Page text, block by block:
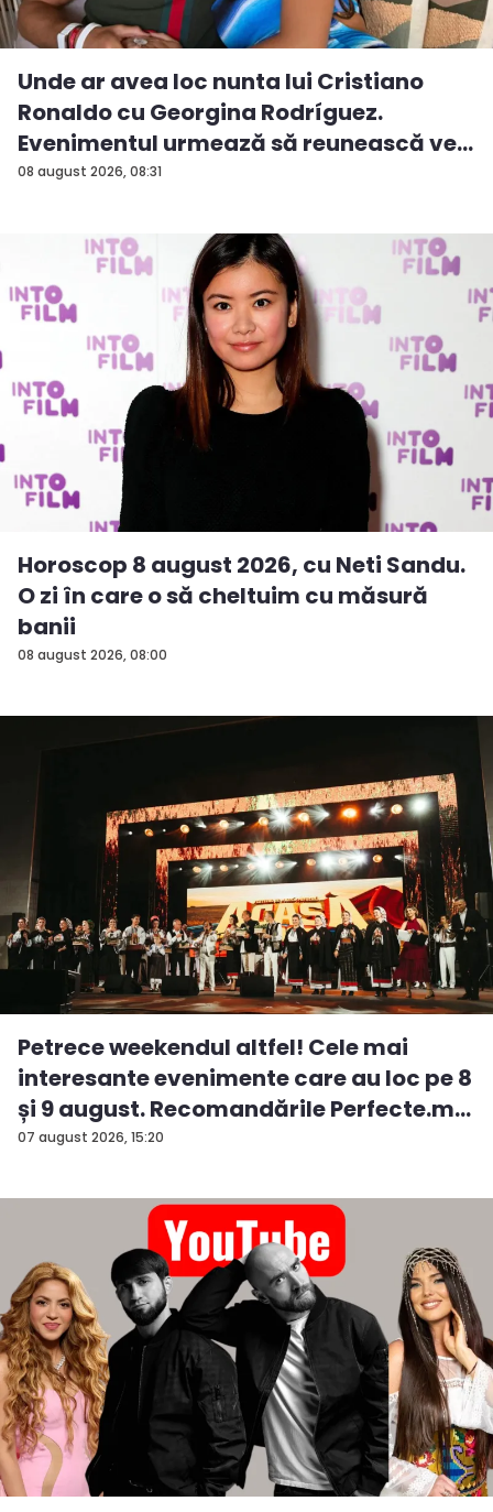
08 august 2026, 08:31
Unde ar avea loc nunta lui Cristiano
Ronaldo cu Georgina Rodríguez.
Evenimentul urmează să reunească ve...
08 august 2026, 08:00
Horoscop 8 august 2026, cu Neti Sandu.
O zi în care o să cheltuim cu măsură
banii
07 august 2026, 15:20
Petrece weekendul altfel! Cele mai
interesante evenimente care au loc pe 8
și 9 august. Recomandările Perfecte.m...